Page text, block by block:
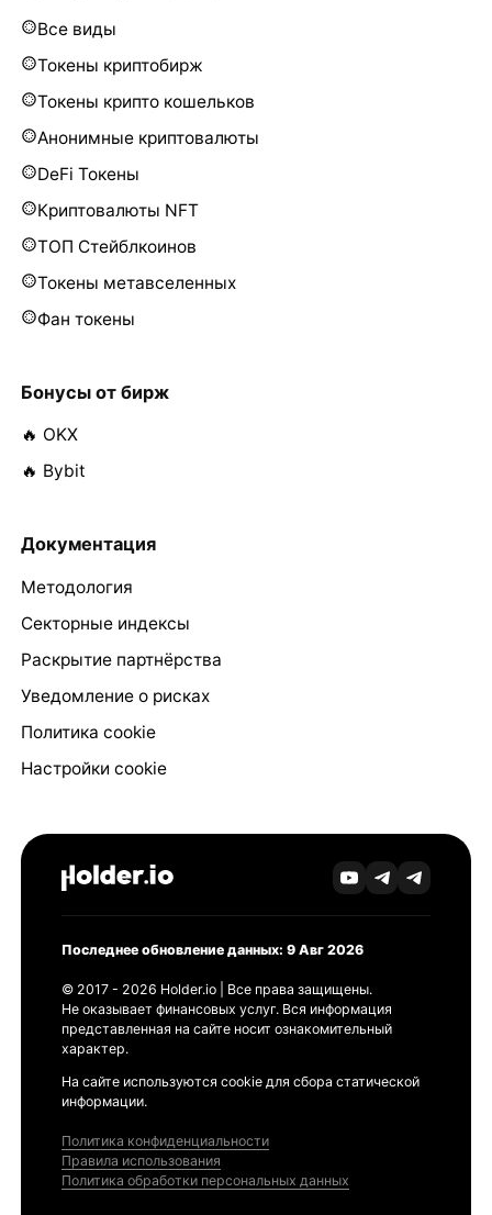
Все виды
Токены криптобирж
Токены крипто кошельков
Анонимные криптовалюты
DeFi Токены
Криптовалюты NFT
ТОП Стейблкоинов
Токены метавселенных
Фан токены
Бонусы от бирж
🔥 OKX
🔥 Bybit
Документация
Методология
Секторные индексы
Раскрытие партнёрства
Уведомление о рисках
Политика cookie
Настройки cookie
Последнее обновление данных: 9 Авг 2026
© 2017 - 2026 Holder.io | Все права защищены.
Не оказывает финансовых услуг. Вся информация
представленная на сайте носит ознакомительный
характер.
На сайте используются cookie для сбора статической
информации.
Политика конфиденциальности
Правила использования
Политика обработки персональных данных